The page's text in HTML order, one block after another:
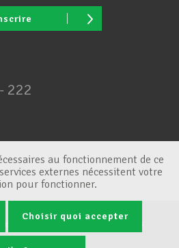
222
générales Gestion des cookies
au fonctionnement de ce
externes nécessitent votre
pour fonctionner.
Choisir quoi accepter